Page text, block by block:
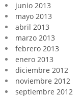
junio 2013
mayo 2013
abril 2013
marzo 2013
febrero 2013
enero 2013
diciembre 2012
noviembre 2012
septiembre 2012